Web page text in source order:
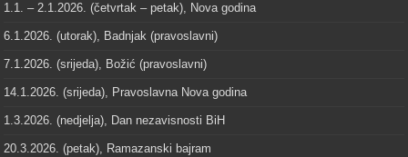
1.1. – 2.1.2026. (četvrtak – petak), Nova godina
6.1.2026. (utorak), Badnjak (pravoslavni)
7.1.2026. (srijeda), Božić (pravoslavni)
14.1.2026. (srijeda), Pravoslavna Nova godina
1.3.2026. (nedjelja), Dan nezavisnosti BiH
20.3.2026. (petak), Ramazanski bajram